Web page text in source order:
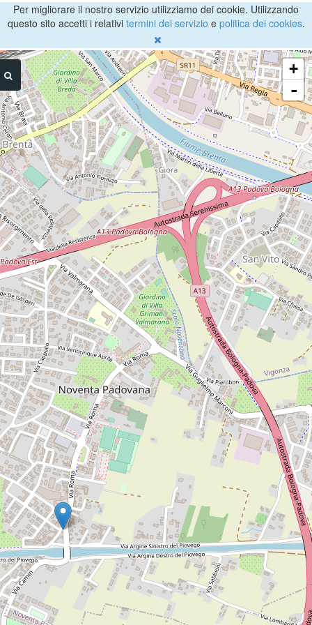
Per migliorare il nostro servizio utilizziamo dei cookie. Utilizzando
questo sito accetti i relativi termini del servizio e politica dei cookies.
+
-